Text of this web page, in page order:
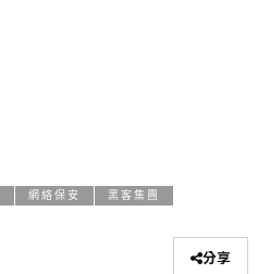
網絡保安 黑客集團
分享